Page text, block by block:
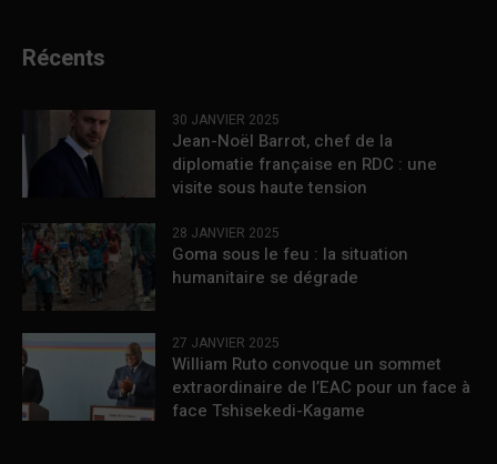
Récents
30 JANVIER 2025
Jean-Noël Barrot, chef de la
diplomatie française en RDC : une
visite sous haute tension
28 JANVIER 2025
Goma sous le feu : la situation
humanitaire se dégrade
27 JANVIER 2025
William Ruto convoque un sommet
extraordinaire de l’EAC pour un face à
face Tshisekedi-Kagame